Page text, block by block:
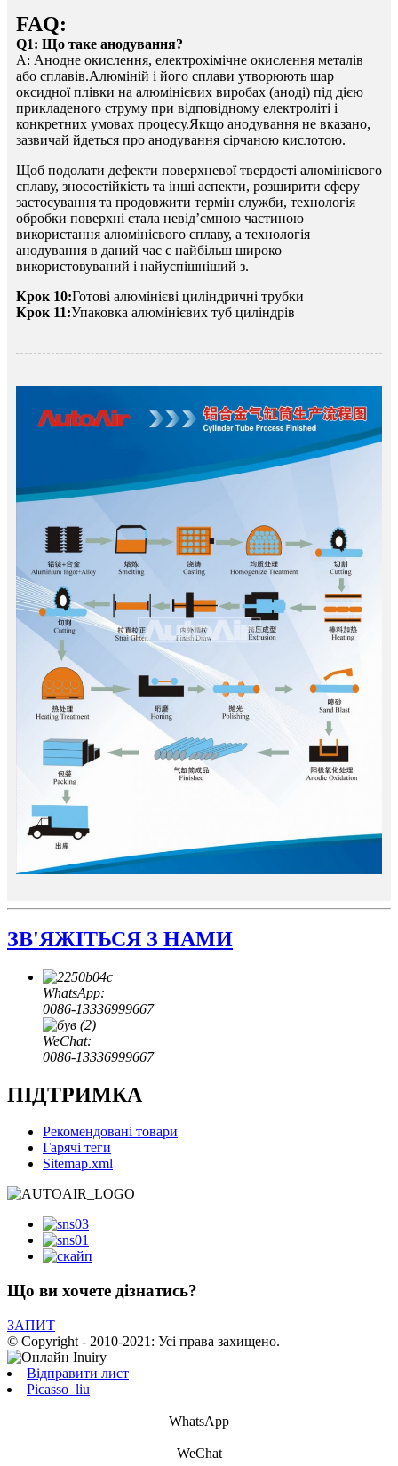
FAQ:
Q1: Що таке анодування?
A: Анодне окислення, електрохімічне окислення металів
або сплавів.Алюміній і його сплави утворюють шар
оксидної плівки на алюмінієвих виробах (аноді) під дією
прикладеного струму при відповідному електроліті і
конкретних умовах процесу.Якщо анодування не вказано,
зазвичай йдеться про анодування сірчаною кислотою.
Щоб подолати дефекти поверхневої твердості алюмінієвого
сплаву, зносостійкість та інші аспекти, розширити сферу
застосування та продовжити термін служби, технологія
обробки поверхні стала невід’ємною частиною
використання алюмінієвого сплаву, а технологія
анодування в даний час є найбільш широко
використовуваний і найуспішніший з.
Крок 10:Готові алюмінієві циліндричні трубки
Крок 11:Упаковка алюмінієвих туб циліндрів
ЗВ'ЯЖІТЬСЯ З НАМИ
WhatsApp:
0086-13336999667
WeChat:
0086-13336999667
ПІДТРИМКА
Рекомендовані товари
Гарячі теги
Sitemap.xml
Що ви хочете дізнатись?
ЗАПИТ
© Copyright - 2010-2021: Усі права захищено.
Відправити лист
Picasso_liu
WhatsApp
WeChat